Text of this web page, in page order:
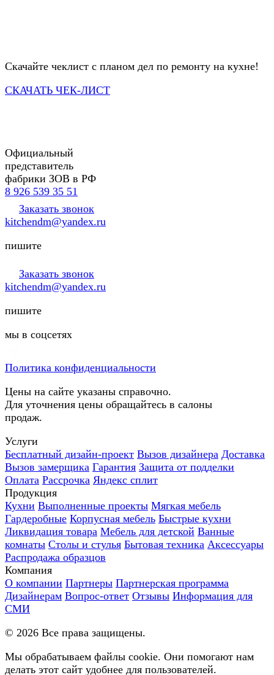
Скачайте чеклист с планом дел по ремонту на кухне!
СКАЧАТЬ ЧЕК-ЛИСТ
Официальный
представитель
фабрики ЗОВ в РФ
8 926 539 35 51
Заказать звонок
kitchendm@yandex.ru
пишите
Заказать звонок
kitchendm@yandex.ru
пишите
мы в соцсетях
Политика конфиденциальности
Цены на сайте указаны справочно.
Для уточнения цены обращайтесь в салоны
продаж.
Услуги
Бесплатный дизайн-проект Вызов дизайнера Доставка
Вызов замерщика Гарантия Защита от подделки
Оплата Рассрочка Яндекс сплит
Продукция
Кухни Выполненные проекты Мягкая мебель
Гардеробные Корпусная мебель Быстрые кухни
Ликвидация товара Мебель для детской Ванные
комнаты Столы и стулья Бытовая техника Аксессуары
Распродажа образцов
Компания
О компании Партнеры Партнерская программа
Дизайнерам Вопрос-ответ Отзывы Информация для
СМИ
© 2026 Все права защищены.
Мы обрабатываем файлы cookie. Они помогают нам
делать этот сайт удобнее для пользователей.